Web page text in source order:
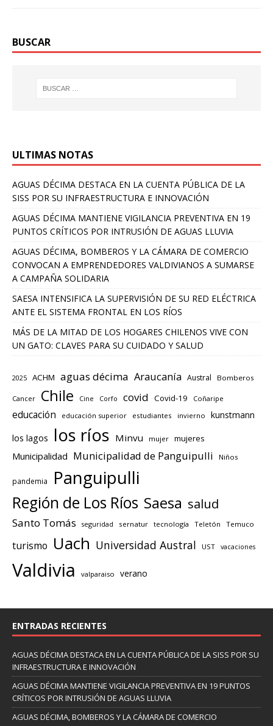
BUSCAR
ULTIMAS NOTAS
AGUAS DÉCIMA DESTACA EN LA CUENTA PÚBLICA DE LA
SISS POR SU INFRAESTRUCTURA E INNOVACIÓN
AGUAS DÉCIMA MANTIENE VIGILANCIA PREVENTIVA EN 19
PUNTOS CRÍTICOS POR INTRUSIÓN DE AGUAS LLUVIA
AGUAS DÉCIMA, BOMBEROS Y LA CÁMARA DE COMERCIO
CONVOCAN A EMPRENDEDORES VALDIVIANOS A SUMARSE
A CAMPAÑA SOLIDARIA
SAESA INTENSIFICA LA SUPERVISIÓN DE SU RED ELÉCTRICA
ANTE EL SISTEMA FRONTAL EN LOS RÍOS
MÁS DE LA MITAD DE LOS HOGARES CHILENOS VIVE CON
UN GATO: CLAVES PARA SU CUIDADO Y SALUD
2025 ACHM aguas décima Araucanía Austral Bomberos
Cancer Chile Cine Corfo covid Covid-19 Coñaripe
educación educación superior estudiantes invierno kunstmann
los lagos los ríos Minvu mujer mujeres
Municipalidad Municipalidad de Panguipulli Niños
pandemia Panguipulli
Región de Los Ríos Saesa salud
Santo Tomás seguridad sernatur tecnología Teletón Temuco
turismo Uach Universidad Austral UST vacaciones
Valdivia valparaiso verano
ENTRADAS RECIENTES
AGUAS DÉCIMA DESTACA EN LA CUENTA PÚBLICA DE LA SISS POR SU
INFRAESTRUCTURA E INNOVACIÓN
AGUAS DÉCIMA MANTIENE VIGILANCIA PREVENTIVA EN 19 PUNTOS
CRÍTICOS POR INTRUSIÓN DE AGUAS LLUVIA
AGUAS DÉCIMA, BOMBEROS Y LA CÁMARA DE COMERCIO